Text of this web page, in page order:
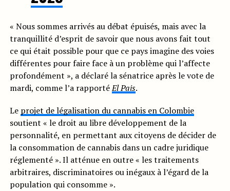
« Nous sommes arrivés au débat épuisés, mais avec la
tranquillité d’esprit de savoir que nous avons fait tout
ce qui était possible pour que ce pays imagine des voies
différentes pour faire face à un problème qui l’affecte
profondément », a déclaré la sénatrice après le vote de
mardi, comme l’a rapportéEl Pais.
Le projet de légalisation du cannabis en Colombie
soutient « le droit au libre développement de la
personnalité, en permettant aux citoyens de décider de
la consommation de cannabis dans un cadre juridique
réglementé ». Il atténue en outre « les traitements
arbitraires, discriminatoires ou inégaux à l’égard de la
population qui consomme ».